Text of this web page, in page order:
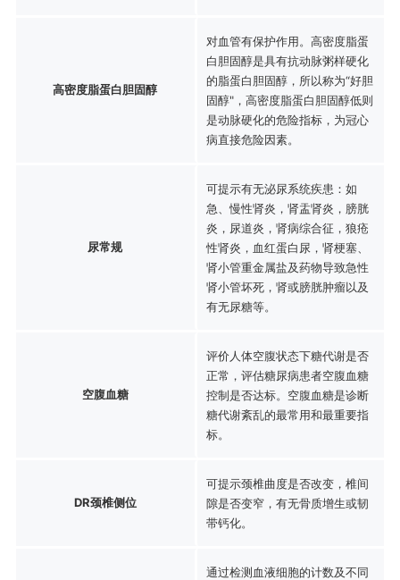
高密度脂蛋白胆固醇
对血管有保护作用。高密度脂蛋
白胆固醇是具有抗动脉粥样硬化
的脂蛋白胆固醇，所以称为“好胆
固醇"，高密度脂蛋白胆固醇低则
是动脉硬化的危险指标，为冠心
病直接危险因素。
尿常规
可提示有无泌尿系统疾患：如
急、慢性肾炎，肾盂肾炎，膀胱
炎，尿道炎，肾病综合征，狼疮
性肾炎，血红蛋白尿，肾梗塞、
肾小管重金属盐及药物导致急性
肾小管坏死，肾或膀胱肿瘤以及
有无尿糖等。
空腹血糖
评价人体空腹状态下糖代谢是否
正常，评估糖尿病患者空腹血糖
控制是否达标。空腹血糖是诊断
糖代谢紊乱的最常用和最重要指
标。
DR颈椎侧位
可提示颈椎曲度是否改变，椎间
隙是否变窄，有无骨质增生或韧
带钙化。
通过检测血液细胞的计数及不同